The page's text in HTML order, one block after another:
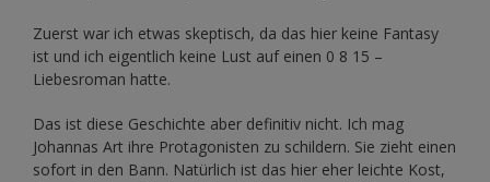
Zuerst war ich etwas skeptisch, da das hier keine Fantasy
ist und ich eigentlich keine Lust auf einen 0 8 15 –
Liebesroman hatte.
Das ist diese Geschichte aber definitiv nicht. Ich mag
Johannas Art ihre Protagonisten zu schildern. Sie zieht einen
sofort in den Bann. Natürlich ist das hier eher leichte Kost,